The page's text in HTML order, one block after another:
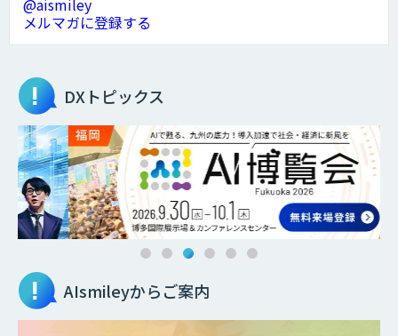
@aismiley
メルマガに登録する
DXトピックス
AIsmileyからご案内